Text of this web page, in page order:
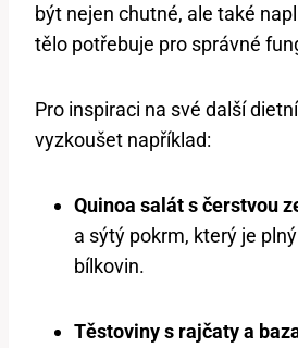
být nejen chutné, ale také
tělo potřebuje pro správné
Pro inspiraci na své další
vyzkoušet například:
Quinoa salát s čerstvou
a sýtý pokrm, který je
bílkovin.
Těstoviny s rajčaty a